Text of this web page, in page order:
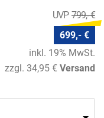
799,- €
699,- €
inkl. 19% MwSt.
zzgl. 34,95 € Versand